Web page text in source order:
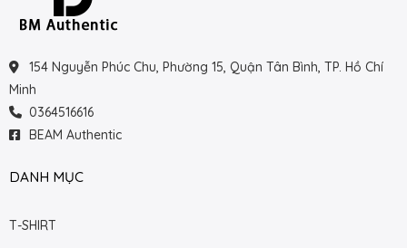
154 Nguyễn Phúc Chu, Phường 15, Quận Tân Bình, TP. Hồ Chí
Minh
0364516616
BEAM Authentic
DANH MỤC
T-SHIRT